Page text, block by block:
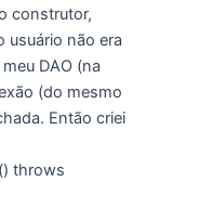
construtor,
usuário não era
DAO (na
(do mesmo
Então criei
throws